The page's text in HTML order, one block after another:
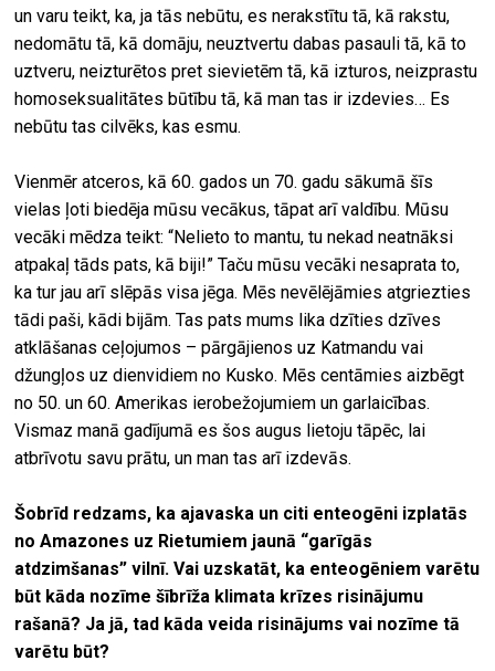
un varu teikt, ka, ja tās nebūtu, es nerakstītu tā, kā rakstu,
nedomātu tā, kā domāju, neuztvertu dabas pasauli tā, kā to
uztveru, neizturētos pret sievietēm tā, kā izturos, neizprastu
homoseksualitātes būtību tā, kā man tas ir izdevies… Es
nebūtu tas cilvēks, kas esmu.
Vienmēr atceros, kā 60. gados un 70. gadu sākumā šīs
vielas ļoti biedēja mūsu vecākus, tāpat arī valdību. Mūsu
vecāki mēdza teikt: “Nelieto to mantu, tu nekad neatnāksi
atpakaļ tāds pats, kā biji!” Taču mūsu vecāki nesaprata to,
ka tur jau arī slēpās visa jēga. Mēs nevēlējāmies atgriezties
tādi paši, kādi bijām. Tas pats mums lika dzīties dzīves
atklāšanas ceļojumos – pārgājienos uz Katmandu vai
džungļos uz dienvidiem no Kusko. Mēs centāmies aizbēgt
no 50. un 60. Amerikas ierobežojumiem un garlaicības.
Vismaz manā gadījumā es šos augus lietoju tāpēc, lai
atbrīvotu savu prātu, un man tas arī izdevās.
Šobrīd redzams, ka ajavaska un citi enteogēni izplatās
no Amazones uz Rietumiem jaunā “garīgās
atdzimšanas” vilnī. Vai uzskatāt, ka enteogēniem varētu
būt kāda nozīme šībrīža klimata krīzes risinājumu
rašanā? Ja jā, tad kāda veida risinājums vai nozīme tā
varētu būt?